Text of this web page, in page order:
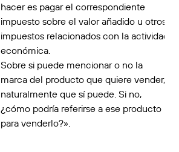
hacer es pagar el correspondiente
impuesto sobre el valor añadido u otros
impuestos relacionados con la actividad
económica.
Sobre si puede mencionar o no la
marca del producto que quiere vender,
naturalmente que sí puede. Si no,
¿cómo podría referirse a ese producto
para venderlo?».